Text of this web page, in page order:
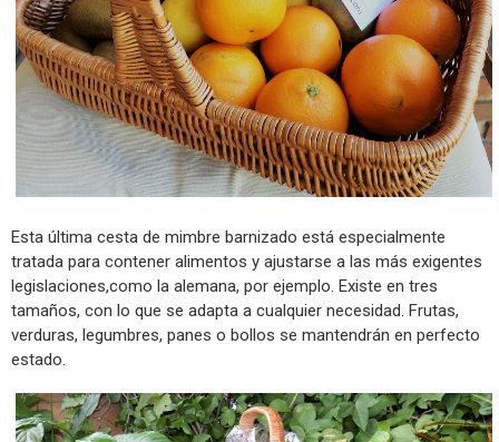
Esta última cesta de mimbre barnizado está especialmente
tratada para contener alimentos y ajustarse a las más exigentes
legislaciones,como la alemana, por ejemplo. Existe en tres
tamaños, con lo que se adapta a cualquier necesidad. Frutas,
verduras, legumbres, panes o bollos se mantendrán en perfecto
estado.